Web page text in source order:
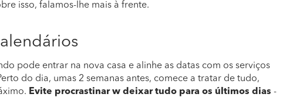
isso, falamos-lhe mais à frente.
pode entrar na nova casa e alinhe as datas com os serviços
do dia, umas 2 semanas antes, comece a tratar de tudo,
Evite procrastinar w deixar tudo para os últimos dias -